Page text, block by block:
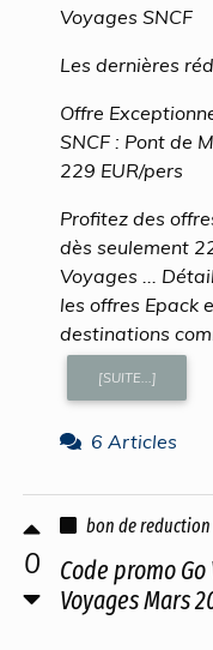
Voyages SNCF
Les dernières
Offre
SNCF : Pont de
229 EUR/pers
Profitez des
dès seulement
Voyages ...
les offres Epack
destinations
[SUITE...]
6 Articles
0
bon de
Code promo
Voyages Mars